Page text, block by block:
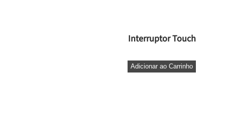
Interruptor Touch
Adicionar ao Carrinho